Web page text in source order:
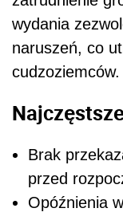
wydania
naruszeń, co
cudzoziemców.
Brak
przed
Opóźnienia